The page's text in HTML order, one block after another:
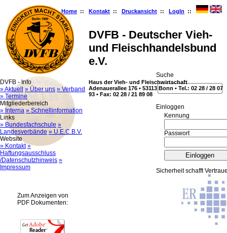
Home :: Kontakt :: Druckansicht :: LogIn ::
DVFB - Deutscher Vieh-
und Fleischhandelsbund
e.V.
Haus der Vieh- und Fleischwirtschaft
Adenauerallee 176 • 53113 Bonn • Tel.: 02 28 / 28 07
93 • Fax: 02 28 / 21 89 08
DVFB - Info
» Aktuell
» Über uns » Verband
» Termine
Mitgliederbereich
» Interna » Schnellinformation
Links
» Bundesfachschule »
Landesverbände » U.E.C.B.V.
Website
» Kontakt »
Haftungsausschluss
/Datenschutzhinweis »
Impressum
Zum Anzeigen von
PDF Dokumenten:
Suche
Ein­log­gen
Kennung
Passwort
Sicherheit schafft